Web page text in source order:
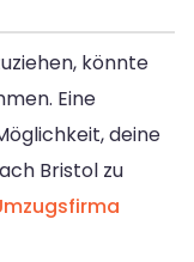
könnte
Eine
deine
Bristol zu